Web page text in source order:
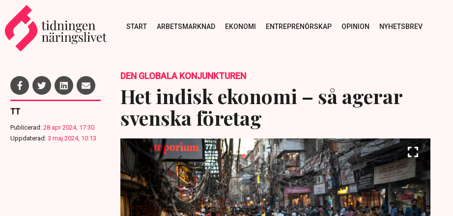
START ARBETSMARKNAD EKONOMI ENTREPRENÖRSKAP OPINION NYHETSBREV
TT
Publicerad: 28 apr 2024, 17:30
Uppdaterad: 3 maj 2024, 10:13
DEN GLOBALA KONJUNKTUREN
Het indisk ekonomi – så agerar
svenska företag